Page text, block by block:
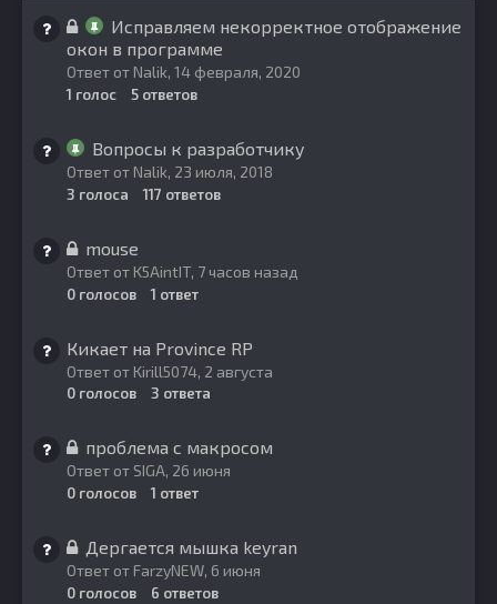
Исправляем некорректное отображение
окон в программе
Ответ от Nalik, 14 февраля, 2020
1 голос 5 ответов
Вопросы к разработчику
Ответ от Nalik, 23 июля, 2018
3 голоса 117 ответов
mouse
Ответ от K5AintIT, 7 часов назад
0 голосов 1 ответ
Кикает на Province RP
Ответ от Kirill5074, 2 августа
0 голосов 3 ответа
проблема с макросом
Ответ от SIGA, 26 июня
0 голосов 1 ответ
Дергается мышка keyran
Ответ от FarzyNEW, 6 июня
0 голосов 6 ответов